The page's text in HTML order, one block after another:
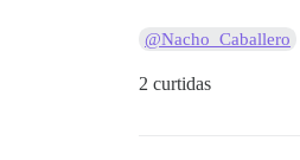
@Nacho_Caballero
2 curtidas